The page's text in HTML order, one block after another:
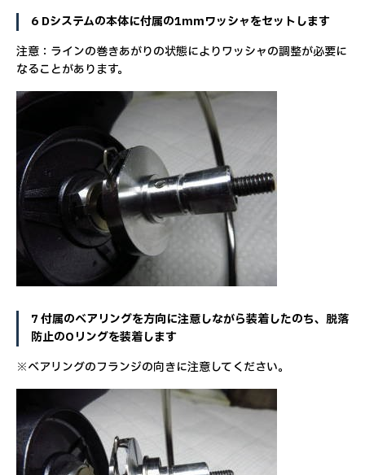
6 Dシステムの本体に付属の1mmワッシャをセットします
注意：ラインの巻きあがりの状態によりワッシャの調整が必要に
なることがあります。
7 付属のベアリングを方向に注意しながら装着したのち、脱落
防止のOリングを装着します
※ベアリングのフランジの向きに注意してください。